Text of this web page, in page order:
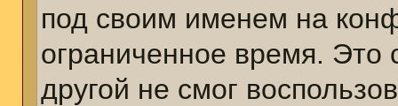
под своим именем на
ограниченное время. Это
другой не смог